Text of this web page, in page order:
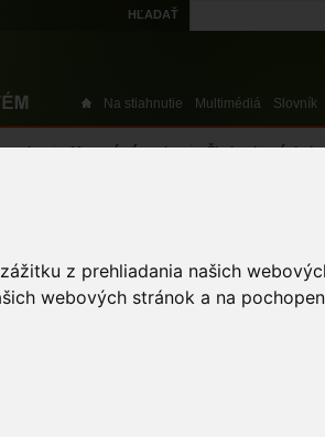
z prehliadania našich
webových stránok a na
HĽADAŤ
Na stiahnutie Multimédiá Slovník
Mapové nástroje Žiadosti a výnimky
VŠEOBECNÁ
ŽIVOČÍCHOV